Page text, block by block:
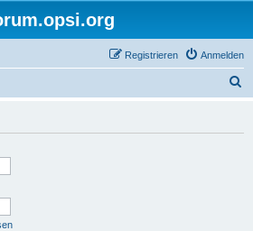
Anmelden
Registrieren